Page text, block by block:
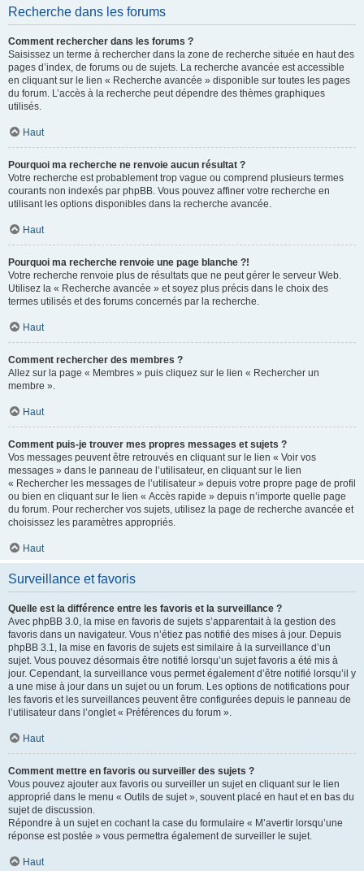
Recherche dans les forums
Comment rechercher dans les forums ?
Saisissez un terme à rechercher dans la zone de recherche située en haut des
pages d’index, de forums ou de sujets. La recherche avancée est accessible
en cliquant sur le lien « Recherche avancée » disponible sur toutes les pages
du forum. L’accès à la recherche peut dépendre des thèmes graphiques
utilisés.
Haut
Pourquoi ma recherche ne renvoie aucun résultat ?
Votre recherche est probablement trop vague ou comprend plusieurs termes
courants non indexés par phpBB. Vous pouvez affiner votre recherche en
utilisant les options disponibles dans la recherche avancée.
Haut
Pourquoi ma recherche renvoie une page blanche ?!
Votre recherche renvoie plus de résultats que ne peut gérer le serveur Web.
Utilisez la « Recherche avancée » et soyez plus précis dans le choix des
termes utilisés et des forums concernés par la recherche.
Haut
Comment rechercher des membres ?
Allez sur la page « Membres » puis cliquez sur le lien « Rechercher un
membre ».
Haut
Comment puis-je trouver mes propres messages et sujets ?
Vos messages peuvent être retrouvés en cliquant sur le lien « Voir vos
messages » dans le panneau de l’utilisateur, en cliquant sur le lien
« Rechercher les messages de l’utilisateur » depuis votre propre page de profil
ou bien en cliquant sur le lien « Accès rapide » depuis n’importe quelle page
du forum. Pour rechercher vos sujets, utilisez la page de recherche avancée et
choisissez les paramètres appropriés.
Haut
Surveillance et favoris
Quelle est la différence entre les favoris et la surveillance ?
Avec phpBB 3.0, la mise en favoris de sujets s’apparentait à la gestion des
favoris dans un navigateur. Vous n’étiez pas notifié des mises à jour. Depuis
phpBB 3.1, la mise en favoris de sujets est similaire à la surveillance d’un
sujet. Vous pouvez désormais être notifié lorsqu’un sujet favoris a été mis à
jour. Cependant, la surveillance vous permet également d’être notifié lorsqu’il y
a une mise à jour dans un sujet ou un forum. Les options de notifications pour
les favoris et les surveillances peuvent être configurées depuis le panneau de
l’utilisateur dans l’onglet « Préférences du forum ».
Haut
Comment mettre en favoris ou surveiller des sujets ?
Vous pouvez ajouter aux favoris ou surveiller un sujet en cliquant sur le lien
approprié dans le menu « Outils de sujet », souvent placé en haut et en bas du
sujet de discussion.
Répondre à un sujet en cochant la case du formulaire « M’avertir lorsqu’une
réponse est postée » vous permettra également de surveiller le sujet.
Haut